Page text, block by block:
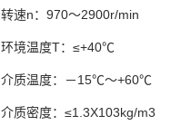
转速n：970～2900r/min
环境温度T：≤+40℃
介质温度：－15℃～+60℃
介质密度：≤1.3X103kg/m3